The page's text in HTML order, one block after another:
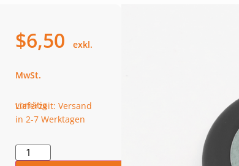
$6,50
vorrätig
Lieferzeit: Versand
in 2-7 Werktagen